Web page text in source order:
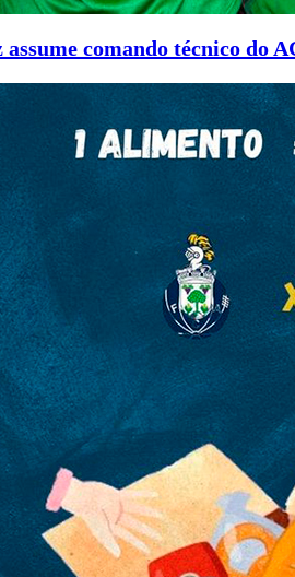
comando técnico do